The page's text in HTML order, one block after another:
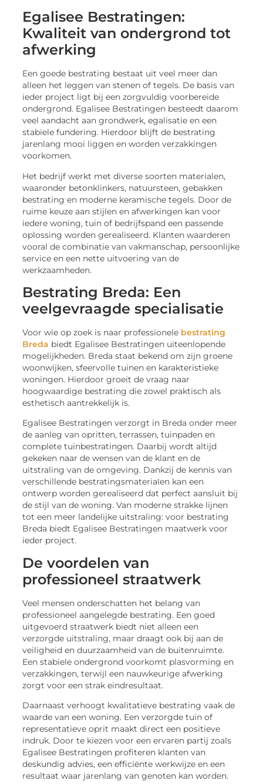
Egalisee Bestratingen:
Kwaliteit van ondergrond tot
afwerking
Een goede bestrating bestaat uit veel meer dan
alleen het leggen van stenen of tegels. De basis van
ieder project ligt bij een zorgvuldig voorbereide
ondergrond. Egalisee Bestratingen besteedt daarom
veel aandacht aan grondwerk, egalisatie en een
stabiele fundering. Hierdoor blijft de bestrating
jarenlang mooi liggen en worden verzakkingen
voorkomen.
Het bedrijf werkt met diverse soorten materialen,
waaronder betonklinkers, natuursteen, gebakken
bestrating en moderne keramische tegels. Door de
ruime keuze aan stijlen en afwerkingen kan voor
iedere woning, tuin of bedrijfspand een passende
oplossing worden gerealiseerd. Klanten waarderen
vooral de combinatie van vakmanschap, persoonlijke
service en een nette uitvoering van de
werkzaamheden.
Bestrating Breda: Een
veelgevraagde specialisatie
Voor wie op zoek is naar professionele bestrating
Breda biedt Egalisee Bestratingen uiteenlopende
mogelijkheden. Breda staat bekend om zijn groene
woonwijken, sfeervolle tuinen en karakteristieke
woningen. Hierdoor groeit de vraag naar
hoogwaardige bestrating die zowel praktisch als
esthetisch aantrekkelijk is.
Egalisee Bestratingen verzorgt in Breda onder meer
de aanleg van opritten, terrassen, tuinpaden en
complete tuinbestratingen. Daarbij wordt altijd
gekeken naar de wensen van de klant en de
uitstraling van de omgeving. Dankzij de kennis van
verschillende bestratingsmaterialen kan een
ontwerp worden gerealiseerd dat perfect aansluit bij
de stijl van de woning. Van moderne strakke lijnen
tot een meer landelijke uitstraling: voor bestrating
Breda biedt Egalisee Bestratingen maatwerk voor
ieder project.
De voordelen van
professioneel straatwerk
Veel mensen onderschatten het belang van
professioneel aangelegde bestrating. Een goed
uitgevoerd straatwerk biedt niet alleen een
verzorgde uitstraling, maar draagt ook bij aan de
veiligheid en duurzaamheid van de buitenruimte.
Een stabiele ondergrond voorkomt plasvorming en
verzakkingen, terwijl een nauwkeurige afwerking
zorgt voor een strak eindresultaat.
Daarnaast verhoogt kwalitatieve bestrating vaak de
waarde van een woning. Een verzorgde tuin of
representatieve oprit maakt direct een positieve
indruk. Door te kiezen voor een ervaren partij zoals
Egalisee Bestratingen profiteren klanten van
deskundig advies, een efficiënte werkwijze en een
resultaat waar jarenlang van genoten kan worden.